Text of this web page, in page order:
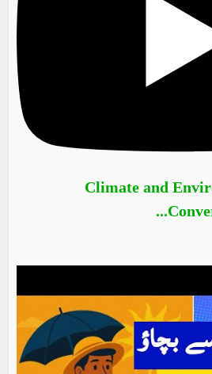
Climate and